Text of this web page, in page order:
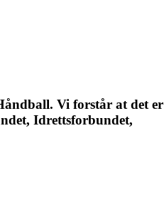
Vi forstår at det er
Idrettsforbundet,